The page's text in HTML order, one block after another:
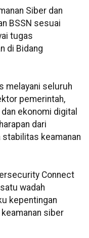
Siber dan
BSSN sesuai
tugas
di Bidang
melayani seluruh
pemerintah,
ekonomi digital
dari
keamanan
Connect
wadah
kepentingan
siber